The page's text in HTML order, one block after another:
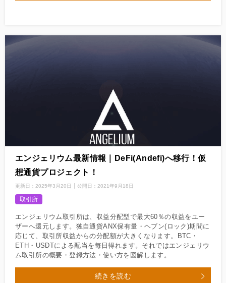
エンジェリウム最新情報｜DeFi(Andefi)へ移行！仮
想通貨プロジェクト！
更新日： 2025年3月20日 公開日： 2021年9月18日
取引所
エンジェリウム取引所は、収益分配型で最大60％の収益をユー
ザーへ還元します。独自通貨ANX保有量・ヘブン(ロック)期間に
応じて、取引所収益からの分配額が大きくなります。BTC・
ETH・USDTによる配当を毎日得れます。それではエンジェリウ
ム取引所の概要・登録方法・使い方を図解します。
続きを読む